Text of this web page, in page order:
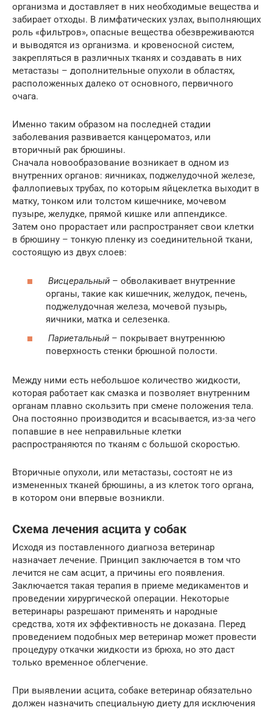
организма и доставляет в них необходимые вещества и
забирает отходы. В лимфатических узлах, выполняющих
роль «фильтров», опасные вещества обезвреживаются
и выводятся из организма. и кровеносной систем,
закрепляться в различных тканях и создавать в них
метастазы – дополнительные опухоли в областях,
расположенных далеко от основного, первичного
очага.
Именно таким образом на последней стадии
заболевания развивается канцероматоз, или
вторичный рак брюшины.
Сначала новообразование возникает в одном из
внутренних органов: яичниках, поджелудочной железе,
фаллопиевых трубах, по которым яйцеклетка выходит в
матку, тонком или толстом кишечнике, мочевом
пузыре, желудке, прямой кишке или аппендиксе.
Затем оно прорастает или распространяет свои клетки
в брюшину – тонкую пленку из соединительной ткани,
состоящую из двух слоев:
Висцеральный – обволакивает внутренние
органы, такие как кишечник, желудок, печень,
поджелудочная железа, мочевой пузырь,
яичники, матка и селезенка.
Париетальный – покрывает внутреннюю
поверхность стенки брюшной полости.
Между ними есть небольшое количество жидкости,
которая работает как смазка и позволяет внутренним
органам плавно скользить при смене положения тела.
Она постоянно производится и всасывается, из-за чего
попавшие в нее неправильные клетки
распространяются по тканям с большой скоростью.
Вторичные опухоли, или метастазы, состоят не из
измененных тканей брюшины, а из клеток того органа,
в котором они впервые возникли.
Схема лечения асцита у собак
Исходя из поставленного диагноза ветеринар
назначает лечение. Принцип заключается в том что
лечится не сам асцит, а причины его появления.
Заключается такая терапия в приеме медикаментов и
проведении хирургической операции. Некоторые
ветеринары разрешают применять и народные
средства, хотя их эффективность не доказана. Перед
проведением подобных мер ветеринар может провести
процедуру откачки жидкости из брюха, но это даст
только временное облегчение.
При выявлении асцита, собаке ветеринар обязательно
должен назначить специальную диету для исключения